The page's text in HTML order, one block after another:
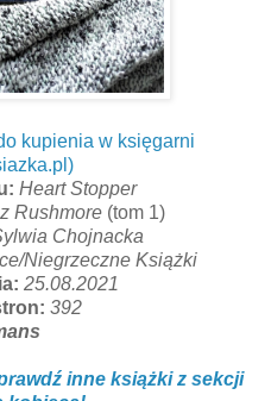
kupienia w księgarni
Heart Stopper
Rushmore (tom 1)
Chojnacka
Niegrzeczne Książki
25.08.2021
392
inne książki z sekcji